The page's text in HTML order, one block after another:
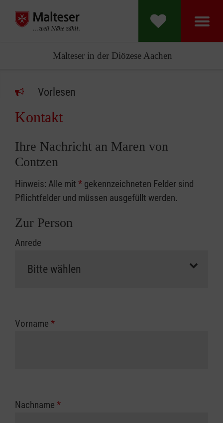
Malteser in der Diözese Aachen
Vorlesen
Kontakt
Ihre Nachricht an Maren von
Contzen
Hinweis: Alle mit * gekennzeichneten Felder sind
Pflichtfelder und müssen ausgefüllt werden.
Zur Person
Anrede
Vorname *
Nachname *